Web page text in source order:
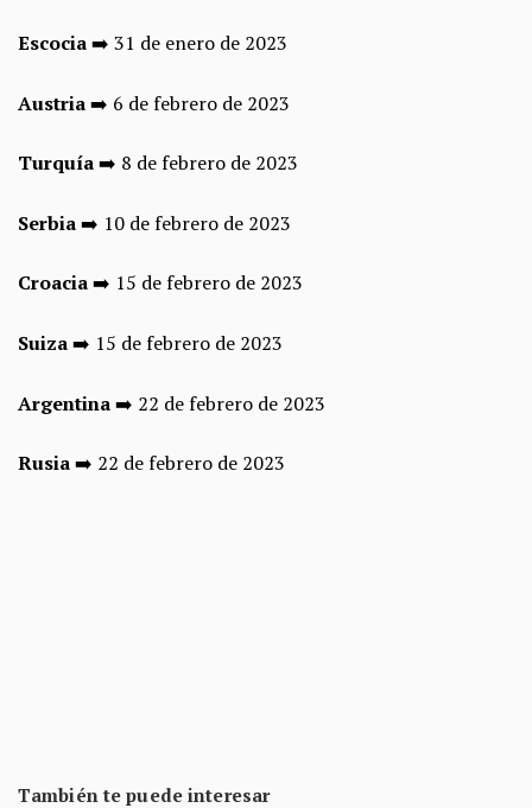
Escocia➡️ 31 de enero de 2023
Austria➡️ 6 de febrero de 2023
Turquía➡️ 8 de febrero de 2023
Serbia➡️ 10 de febrero de 2023
Croacia➡️ 15 de febrero de 2023
Suiza➡️ 15 de febrero de 2023
Argentina➡️ 22 de febrero de 2023
Rusia➡️ 22 de febrero de 2023
También te puede interesar